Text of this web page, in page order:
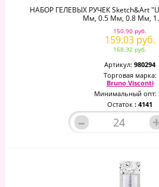
НАБОР ГЕЛЕВЫХ РУЧЕК Sketch&Art
Мм, 0.5 Мм, 0.8 Мм,
150.90 руб.
159.03 руб.
168.32 руб.
Артикул: 980294
Торговая марка:
Bruno Visconti
Минимальный опт:
Остаток : 4141
–